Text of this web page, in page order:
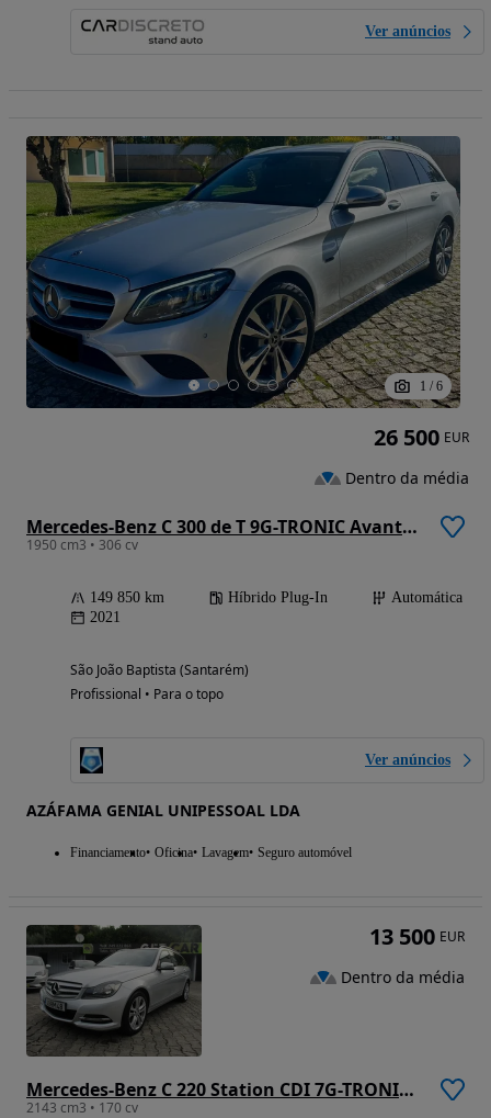
Ver anúncios
1 / 6
Mercedes-Benz C 300 de T 9G-TRONIC Avantgarde
1950 cm3 • 306 cv
149 850 km Híbrido Plug-In
Automática
2021
São João Baptista (Santarém)
Profissional • Para o topo
Ver anúncios
AZÁFAMA GENIAL UNIPESSOAL LDA
Financiamento Oficina Lavagem Seguro automóvel
26 500 EUR
Dentro da média
Mercedes-Benz C 220 Station CDI 7G-TRONIC Avantgarde Edition
2143 cm3 • 170 cv
13 500 EUR
Dentro da média